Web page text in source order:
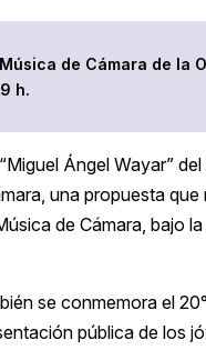
de Cámara de la
h.
Ángel Wayar”
una propuesta que
de Cámara, bajo
se conmemora el
pública de los